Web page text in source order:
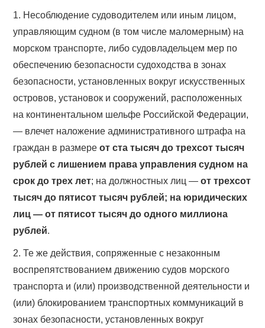
1. Несоблюдение судоводителем или иным лицом,
управляющим судном (в том числе маломерным) на
морском транспорте, либо судовладельцем мер по
обеспечению безопасности судоходства в зонах
безопасности, установленных вокруг искусственных
островов, установок и сооружений, расположенных
на континентальном шельфе Российской Федерации,
— влечет наложение административного штрафа на
граждан в размереот ста тысяч до трехсот тысяч
рублей с лишением права управления судном на
срок до трех лет; на должностных лиц —от трехсот
тысяч до пятисот тысяч рублей; на юридических
лиц — от пятисот тысяч до одного миллиона
рублей.
2. Те же действия, сопряженные с незаконным
воспрепятствованием движению судов морского
транспорта и (или) производственной деятельности и
(или) блокированием транспортных коммуникаций в
зонах безопасности, установленных вокруг